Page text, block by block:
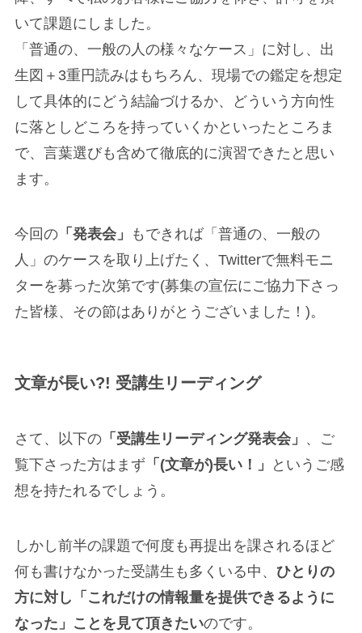
いて課題にしました。
「普通の、一般の人の様々なケース」に対し、出
生図＋3重円読みはもちろん、現場での鑑定を想定
して具体的にどう結論づけるか、どういう方向性
に落としどころを持っていくかといったところま
で、言葉選びも含めて徹底的に演習できたと思い
ます。
今回の「発表会」
もできれば「普通の、一般の
人」のケースを取り上げたく、Twitterで無料モニ
ターを募った次第です(募集の宣伝にご協力下さっ
た皆様、その節はありがとうございました！)。
文章が長い?! 受講生リーディング
さて、以下の「受講生リーディング発表会」 、ご
覧下さった方はまず 「(文章が)長い！」
というご感
想を持たれるでしょう。
しかし前半の課題で何度も再提出を課されるほど
何も書けなかった受講生も多くいる中、 ひとりの
方に対し「これだけの情報量を提供できるように
なった」ことを見て頂きたいのです。